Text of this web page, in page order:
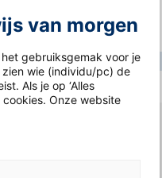
van morgen
gebruiksgemak voor je
wie (individu/pc) de
Als je op ‘Alles
Onze website